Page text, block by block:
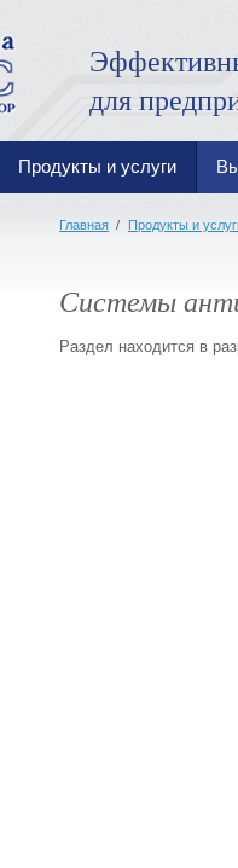
для
Продукты и услуги
Главная / Продукты и
Системы
Раздел находится в